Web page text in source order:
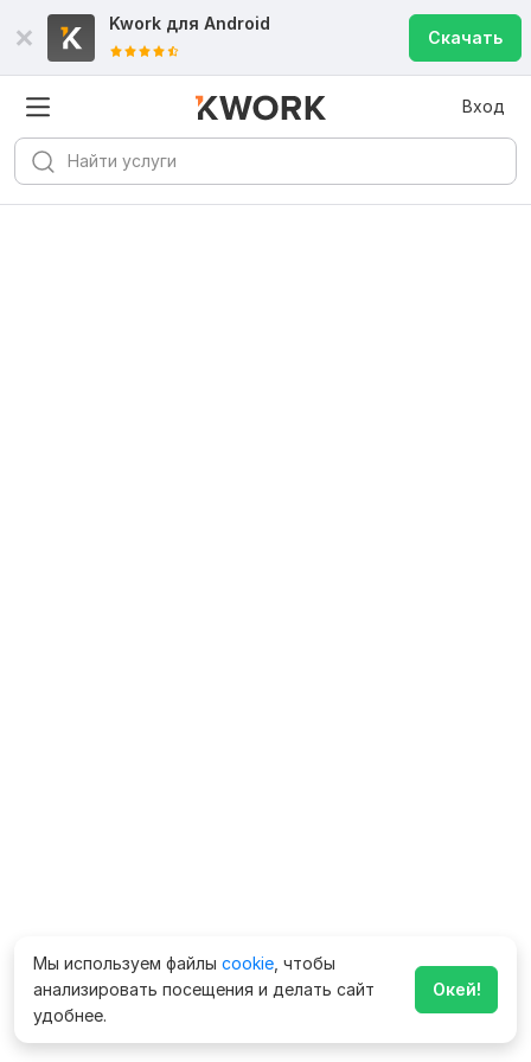
Kwork для Android
Скачать
Вход
Мы используем файлы cookie , чтобы
анализировать посещения и делать сайт
удобнее.
Окей!